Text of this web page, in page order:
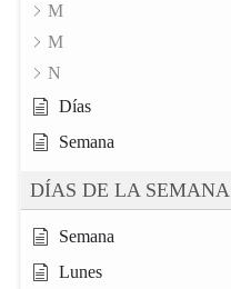
M
M
N
Días
Semana
DÍAS DE LA SEMANA
Semana
Lunes